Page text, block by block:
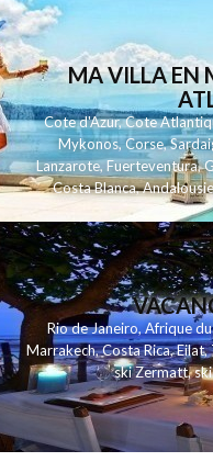
MA VILLA EN
Cote d'Azur,Cote
Mykonos,Corse,
Lanzarote,Fuerteventura,
Costa Blanca,Andalousie
Rio de Janeiro,Afrique
Marrakech,Costa Rica,Eilat,
ski Zermatt,